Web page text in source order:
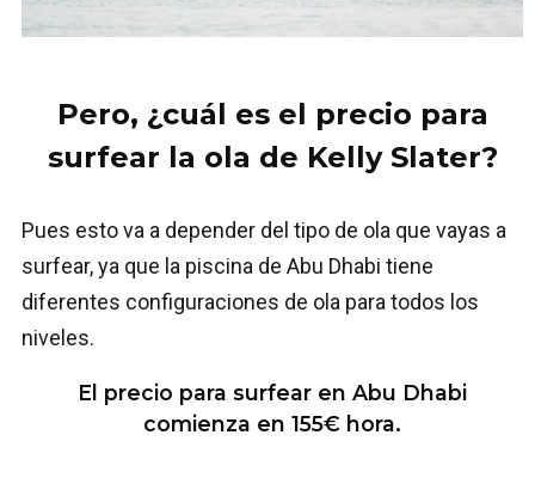
Pero, ¿cuál es el precio para
surfear la ola de Kelly Slater?
Pues esto va a depender del tipo de ola que vayas a
surfear, ya que la piscina de Abu Dhabi tiene
diferentes configuraciones de ola para todos los
niveles.
El precio para surfear en Abu Dhabi
comienza en 155€ hora.